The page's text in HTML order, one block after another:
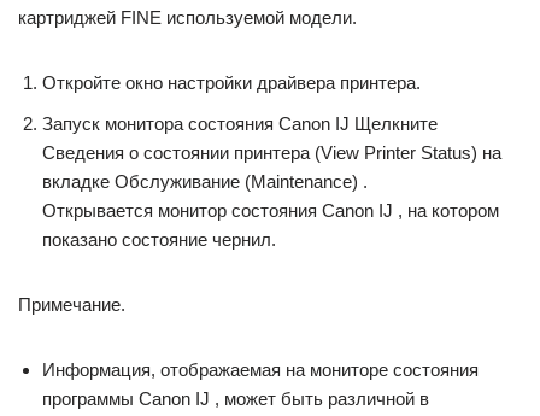
картриджей FINE используемой модели.
Откройте окно настройки драйвера принтера.
Запуск монитора состояния Canon IJ Щелкните
Сведения о состоянии принтера (View Printer Status) на
вкладке Обслуживание (Maintenance) .
Открывается монитор состояния Canon IJ , на котором
показано состояние чернил.
Примечание.
Информация, отображаемая на мониторе состояния
программы Canon IJ , может быть различной в